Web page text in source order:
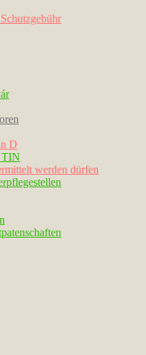
D
TIN
werden dürfen